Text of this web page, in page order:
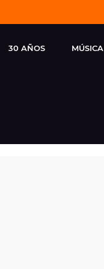
30 AÑOS MÚSICA